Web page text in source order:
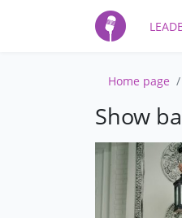
Home page
Show